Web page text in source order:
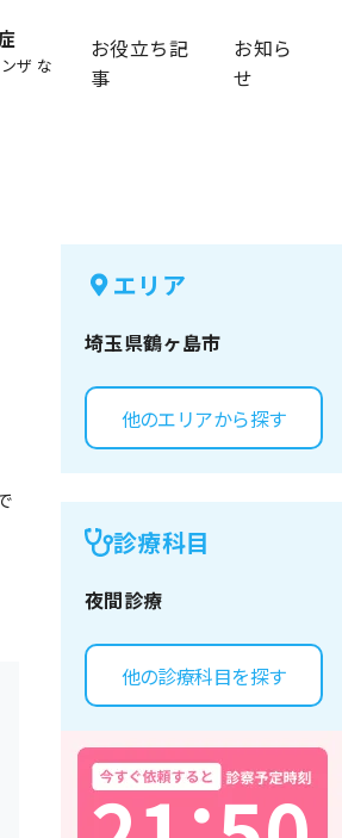
ザ な
お役立ち記
事
お知ら
せ
エリア
埼玉県鶴ヶ島市
他のエリアから探す
診療科目
夜間診療
他の診療科目を探す